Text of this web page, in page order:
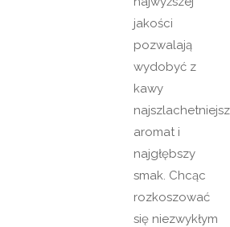
jakości
pozwalają
wydobyć z
kawy
aromat i
najgłębszy
smak. Chcąc
rozkoszować
się niezwykłym